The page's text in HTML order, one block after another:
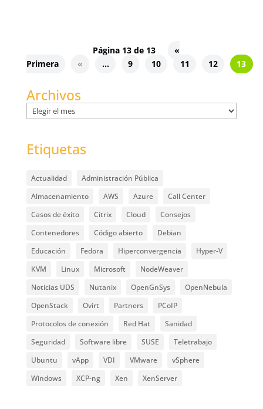
Página 13 de 13
«
Primera
« ... 9 10 11 12 13
Archivos
Archivos
Etiquetas
Actualidad
Administración Pública
Almacenamiento
AWS Azure
Call Center
Casos de éxito
Citrix Cloud
Consejos
Contenedores
Código abierto
Debian
Educación
Fedora Hiperconvergencia
Hyper-V
KVM
Linux Microsoft
NodeWeaver
Noticias UDS
Nutanix OpenGnSys
OpenNebula
OpenStack
Ovirt Partners
PCoIP
Protocolos de conexión
Red Hat
Sanidad
Seguridad
Software libre SUSE
Teletrabajo
Ubuntu
vApp VDI VMware
vSphere
Windows
XCP-ng Xen XenServer